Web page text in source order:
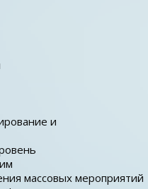
и
массовых мероприятий